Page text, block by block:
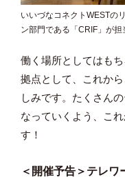
いいづなコネクトWESTの
ン部門である「CRIF」が担
働く場所としてはも
拠点として、これか
しみです。たくさん
なっていくよう、こ
す！
＜開催予告＞テレ